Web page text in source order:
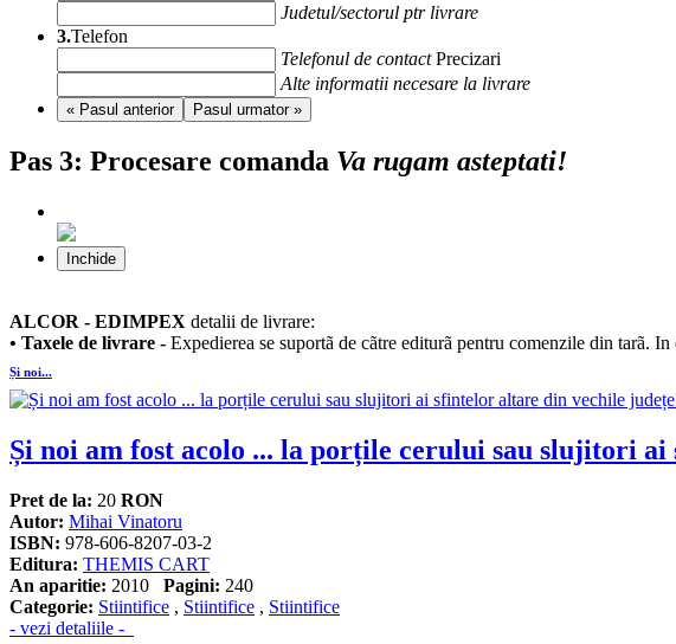
Judetul/sectorul ptr livrare
3.Telefon
Telefonul de contact Precizari
Alte informatii necesare la livrare
« Pasul anterior Pasul urmator »
Pas 3: Procesare comanda Va rugam asteptati!
Inchide
ALCOR - EDIMPEX detalii de livrare:
• Taxele de livrare - Expedierea se suportã de cãtre editurã pentru comenzile din tarã.
Și noi...
Și noi am fost acolo ... la porțile cerului sau slujitori
Pret de la: 20 RON
Autor: Mihai Vinatoru
ISBN: 978-606-8207-03-2
Editura: THEMIS CART
An aparitie: 2010 Pagini: 240
Categorie: Stiintifice , Stiintifice , Stiintifice
- vezi detaliile -